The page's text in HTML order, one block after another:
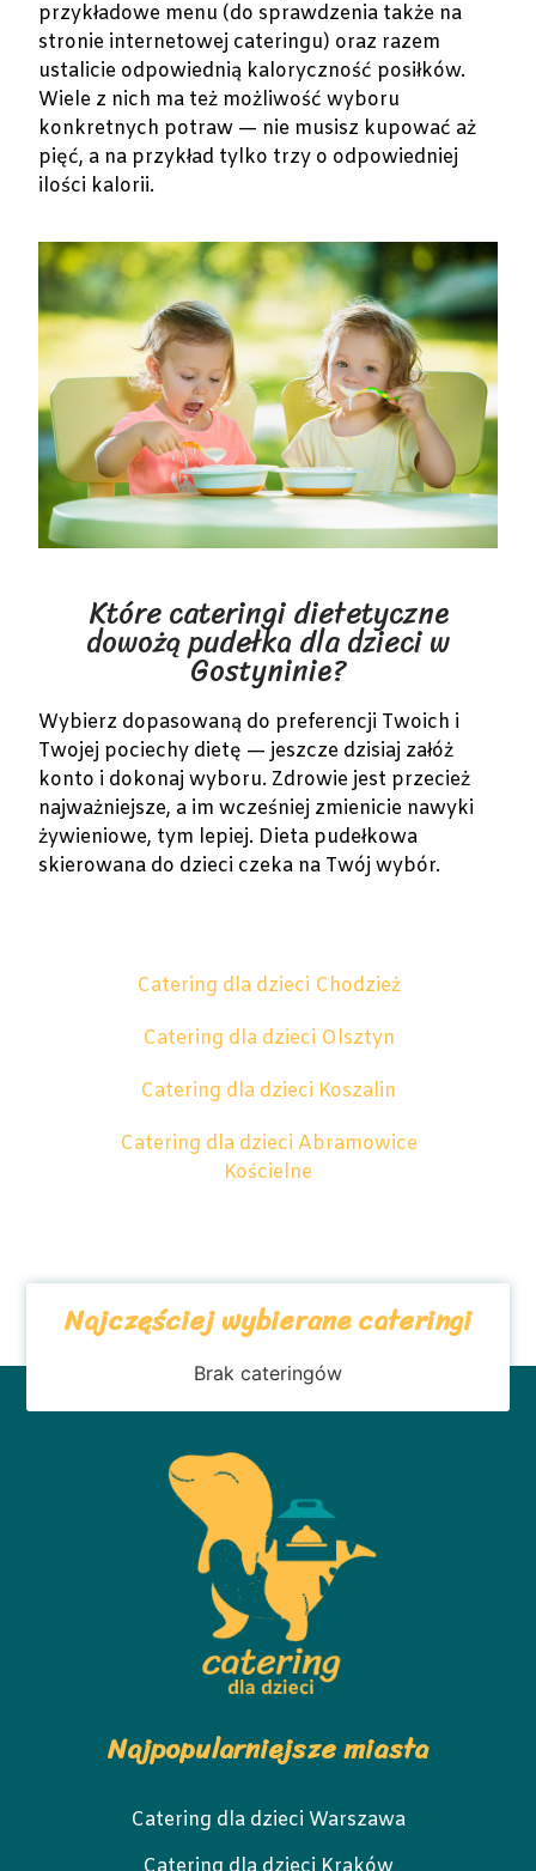
przykładowe menu (do sprawdzenia także na
stronie internetowej cateringu) oraz razem
ustalicie odpowiednią kaloryczność posiłków.
Wiele z nich ma też możliwość wyboru
konkretnych potraw — nie musisz kupować aż
pięć, a na przykład tylko trzy o odpowiedniej
ilości kalorii.
Które cateringi dietetyczne
dowożą pudełka dla dzieci w
Gostyninie?
Wybierz dopasowaną do preferencji Twoich i
Twojej pociechy dietę — jeszcze dzisiaj załóż
konto i dokonaj wyboru. Zdrowie jest przecież
najważniejsze, a im wcześniej zmienicie nawyki
żywieniowe, tym lepiej. Dieta pudełkowa
skierowana do dzieci czeka na Twój wybór.
Catering dla dzieci Chodzież
Catering dla dzieci Olsztyn
Catering dla dzieci Koszalin
Catering dla dzieci Abramowice
Kościelne
Najczęściej wybierane cateringi
Brak cateringów
Najpopularniejsze miasta
Catering dla dzieci Warszawa